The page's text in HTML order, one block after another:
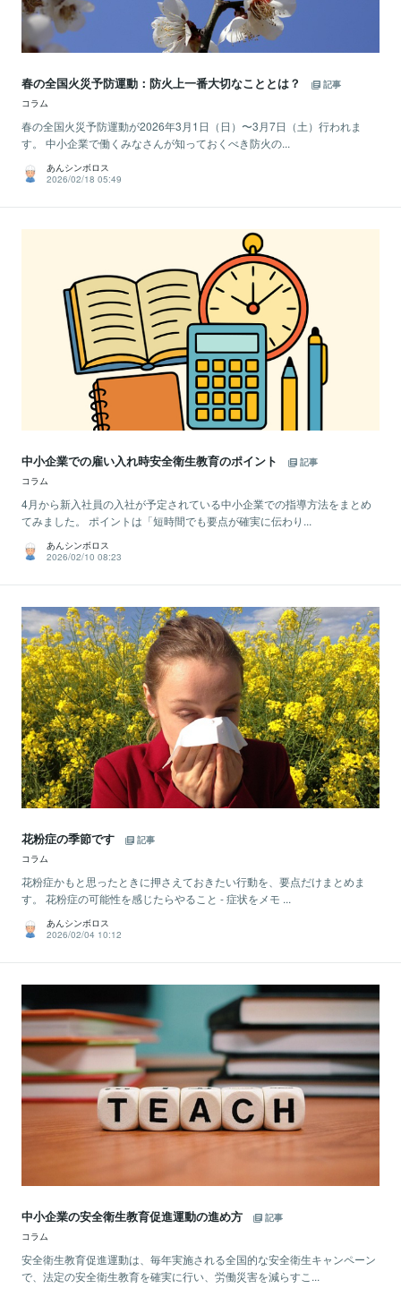
春の全国火災予防運動：防火上一番大切なこととは？
記事
コラム
春の全国火災予防運動が2026年3月1日（日）〜3月7日（土）行われま
す。 中小企業で働くみなさんが知っておくべき防火の...
あんシンボロス
2026/02/18 05:49
中小企業での雇い入れ時安全衛生教育のポイント
記事
コラム
4月から新入社員の入社が予定されている中小企業での指導方法をまとめ
てみました。 ポイントは「短時間でも要点が確実に伝わり...
あんシンボロス
2026/02/10 08:23
花粉症の季節です
記事
コラム
花粉症かもと思ったときに押さえておきたい行動を、要点だけまとめま
す。 花粉症の可能性を感じたらやること - 症状をメモ ...
あんシンボロス
2026/02/04 10:12
中小企業の安全衛生教育促進運動の進め方
記事
コラム
安全衛生教育促進運動は、毎年実施される全国的な安全衛生キャンペーン
で、法定の安全衛生教育を確実に行い、労働災害を減らすこ...